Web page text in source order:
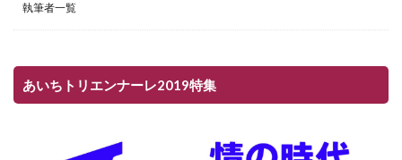
執筆者一覧
あいちトリエンナーレ2019特集